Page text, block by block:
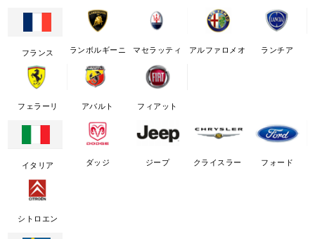
フランス ランボルギーニ マセラッティ アルファロメオ ランチア
フェラーリ アバルト フィアット
イタリア ダッジ ジープ クライスラー フォード
シトロエン